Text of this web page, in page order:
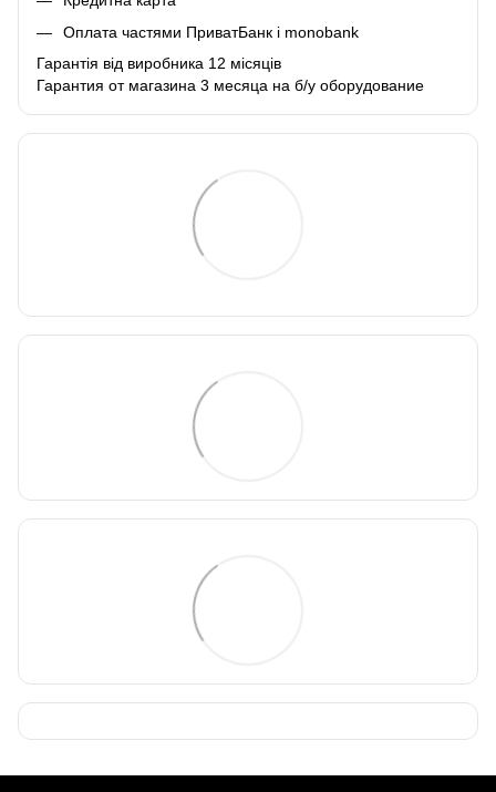
Оплата частями ПриватБанк і monobank
Гарантія від виробника 12 місяців
Гарантия от магазина 3 месяца на б/у оборудование